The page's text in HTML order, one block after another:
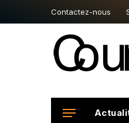
Contactez-nous